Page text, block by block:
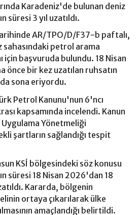
Karadeniz'de bulunan deniz
süresi 3 yıl uzatıldı.
AR/TPO/D/F37-b paftalı,
petrol arama
için başvuruda bulundu. 18 Nisan
önce bir kez uzatılan ruhsatın
sona eriyordu.
Petrol Kanunu'nun 6'ncı
kapsamında incelendi. Kanun
Yönetmeliği
şartların sağlandığı tespit
KSİ bölgesindeki söz konusu
süresi 18 Nisan 2026'dan 18
Kararda, bölgenin
ortaya çıkarılarak ülke
amaçlandığı belirtildi.